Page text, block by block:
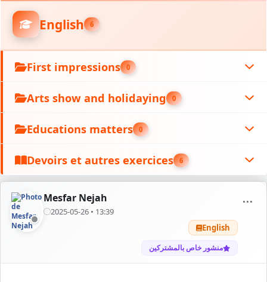
English 6
First impressions 0
Arts show and holidaying 0
Educations matters 0
Devoirs et autres exercices 6
Mesfar Nejah
2025-05-26 • 13:39
English
منشور خاص بالمشتركين
⋯